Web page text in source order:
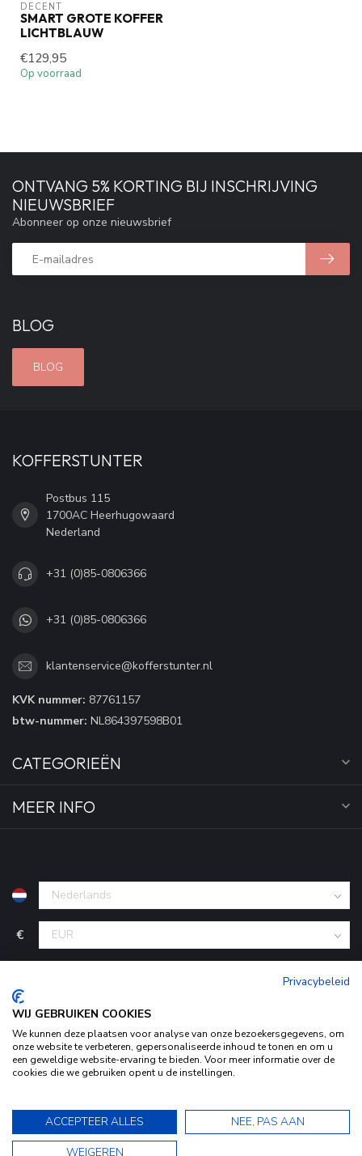
DECENT
SMART GROTE KOFFER
LICHTBLAUW
€129,95
Op voorraad
BLOG
BLOG
ONTVANG 5% KORTING BIJ INSCHRIJVING
NIEUWSBRIEF
Abonneer op onze nieuwsbrief
KOFFERSTUNTER
Postbus 115
1700AC Heerhugowaard
Nederland
+31 (0)85-0806366
+31 (0)85-0806366
klantenservice@kofferstunter.nl
KVK nummer: 87761157
btw-nummer: NL864397598B01
CATEGORIEËN
MEER INFO
€
gebruik van cookies om onze website te verbeteren.
Dit bericht verbergen
9.5
Privacybeleid
WIJ GEBRUIKEN COOKIES
We kunnen deze plaatsen voor analyse van onze bezoekersgegevens, om
onze website te verbeteren, gepersonaliseerde inhoud te tonen en om u
een geweldige website-ervaring te bieden. Voor meer informatie over de
cookies die we gebruiken opent u de instellingen.
ACCEPTEER ALLES
NEE, PAS AAN
WEIGEREN